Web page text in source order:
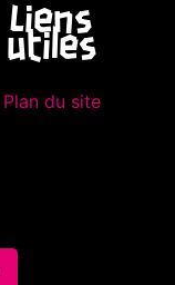
Liens
utiles
Plan du site